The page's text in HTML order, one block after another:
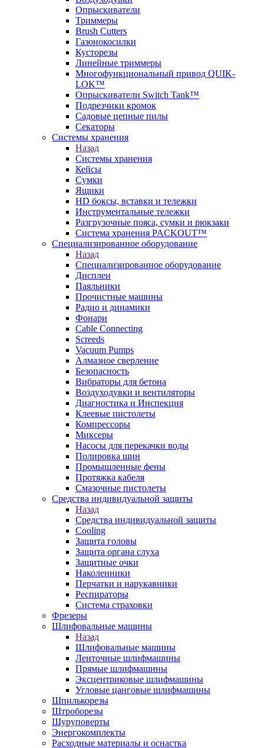
Опрыскиватели
Триммеры
Brush Cutters
Газонокосилки
Кусторезы
Линейные триммеры
Многофункциональный привод QUIK-
LOK™
Опрыскиватели Switch Tank™
Подрезчики кромок
Садовые цепные пилы
Секаторы
Системы хранения
Назад
Системы хранения
Кейсы
Сумки
Ящики
HD боксы, вставки и тележки
Инструментальные тележки
Разгрузочные пояса, сумки и рюкзаки
Система хранения PACKOUT™
Специализированное оборудование
Назад
Специализированное оборудование
Дисплеи
Паяльники
Прочистные машины
Радио и динамики
Фонари
Cable Connecting
Screeds
Vacuum Pumps
Алмазное сверление
Безопасность
Вибраторы для бетона
Воздуходувки и вентиляторы
Диагностика и Инспекция
Клеевые пистолеты
Компрессоры
Миксеры
Насосы для перекачки воды
Полировка шин
Промышленные фены
Протяжка кабеля
Смазочные пистолеты
Средства индивидуальной защиты
Назад
Средства индивидуальной защиты
Cooling
Защита головы
Защита органа слуха
Защитные очки
Наколенники
Перчатки и нарукавники
Респираторы
Система страховки
Фрезеры
Шлифовальные машины
Назад
Шлифовальные машины
Ленточные шлифмашины
Прямые шлифмашины
Эксцентриковые шлифмашины
Угловые цанговые шлифмашины
Шпилькорезы
Штроборезы
Шуруповерты
Энергокомплекты
Расходные материалы и оснастка